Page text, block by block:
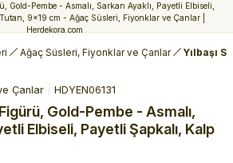
Ağaç Süsleri, Fiyonklar ve Çanlar Yılbaşı
Çanlar HDYEN06131
Gold-Pembe - Asmalı,
Elbiseli, Payetli Şapkalı, Kalp